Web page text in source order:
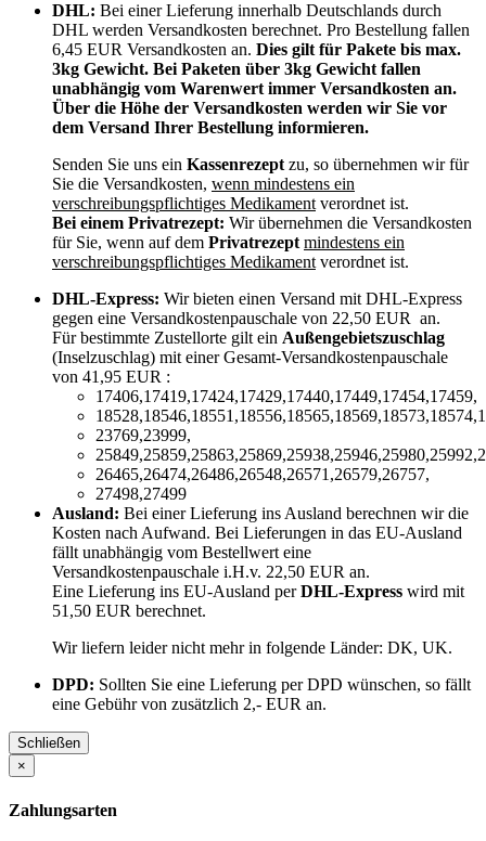
DHL: Bei einer Lieferung innerhalb Deutschlands durch
DHL werden Versandkosten berechnet. Pro Bestellung fallen
6,45 EUR Versandkosten an. Dies gilt für Pakete bis max.
3kg Gewicht. Bei Paketen über 3kg Gewicht fallen
unabhängig vom Warenwert immer Versandkosten an.
Über die Höhe der Versandkosten werden wir Sie vor
dem Versand Ihrer Bestellung informieren.
Senden Sie uns ein Kassenrezeptzu, so übernehmen wir für
Sie die Versandkosten, wenn mindestens ein
verschreibungspflichtiges Medikamentverordnet ist.
Bei einem Privatrezept: Wir übernehmen die Versandkosten
für Sie, wenn auf dem Privatrezept mindestens ein
verschreibungspflichtiges Medikamentverordnet ist.
DHL-Express: Wir bieten einen Versand mit DHL-Express
gegen eine Versandkostenpauschale von 22,50 EUR an.
Für bestimmte Zustellorte gilt ein Außengebietszuschlag
(Inselzuschlag) mit einer Gesamt-Versandkostenpauschale
von 41,95 EUR :
17406,17419,17424,17429,17440,17449,17454,17459,
23769,23999,
26465,26474,26486,26548,26571,26579,26757,
27498,27499
Ausland: Bei einer Lieferung ins Ausland berechnen wir die
Kosten nach Aufwand. Bei Lieferungen in das EU-Ausland
fällt unabhängig vom Bestellwert eine
Versandkostenpauschale i.H.v. 22,50 EUR an.
Eine Lieferung ins EU-Ausland perDHL-Express wird mit
51,50 EUR berechnet.
Wir liefern leider nicht mehr in folgende Länder: DK, UK.
DPD: Sollten Sie eine Lieferung per DPD wünschen, so fällt
eine Gebühr von zusätzlich 2,- EUR an.
Schließen
×
Zahlungsarten